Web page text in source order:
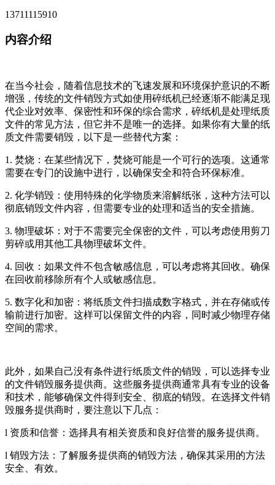
13711115910
内容介绍
在当今社会，随着信息技术的飞速发展和环境保护意识的不断
增强，传统的文件销毁方式如使用碎纸机已经逐渐不能满足现
代企业对效率、保密性和环保的综合需求，碎纸机是处理纸质
文件的常见方法，但它并不是唯一的选择。如果你有大量的纸
质文件需要销毁，以下是一些替代方案：
1. 焚烧：在某些情况下，焚烧可能是一个可行的选项。这通常
需要在专门的设施中进行，以确保安全和符合环保标准。
2. 化学销毁：使用特殊的化学物质来溶解纸张，这种方法可以
彻底销毁文件内容，但需要专业的处理和适当的安全措施。
3. 物理破坏：对于不需要完全保密的文件，可以考虑使用剪刀
剪碎或用其他工具物理破坏文件。
4. 回收：如果文件不包含敏感信息，可以考虑将其回收。确保
在回收前移除所有个人或敏感信息。
5. 数字化和加密：将纸质文件扫描成数字格式，并在存储或传
输前进行加密。这样可以保留文件的内容，同时减少物理存储
空间的需求。
此外，如果自己没有条件进行纸质文件的销毁，可以选择专业
的文件销毁服务提供商。这些服务提供商通常具有专业的设备
和技术，能够确保文件得到安全、彻底的销毁。在选择文件销
毁服务提供商时，要注意以下几点：
l 资质和信誉：选择具有相关资质和良好信誉的服务提供商。
l 销毁方法：了解服务提供商的销毁方法，确保其采用的方法
安全、有效。